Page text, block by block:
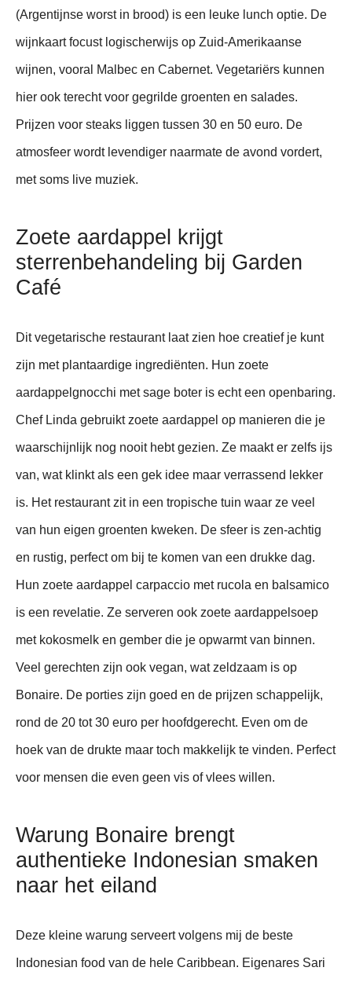
(Argentijnse worst in brood) is een leuke lunch optie. De
wijnkaart focust logischerwijs op Zuid-Amerikaanse
wijnen, vooral Malbec en Cabernet. Vegetariërs kunnen
hier ook terecht voor gegrilde groenten en salades.
Prijzen voor steaks liggen tussen 30 en 50 euro. De
atmosfeer wordt levendiger naarmate de avond vordert,
met soms live muziek.
Zoete aardappel krijgt
sterrenbehandeling bij Garden
Café
Dit vegetarische restaurant laat zien hoe creatief je kunt
zijn met plantaardige ingrediënten. Hun zoete
aardappelgnocchi met sage boter is echt een openbaring.
Chef Linda gebruikt zoete aardappel op manieren die je
waarschijnlijk nog nooit hebt gezien. Ze maakt er zelfs ijs
van, wat klinkt als een gek idee maar verrassend lekker
is. Het restaurant zit in een tropische tuin waar ze veel
van hun eigen groenten kweken. De sfeer is zen-achtig
en rustig, perfect om bij te komen van een drukke dag.
Hun zoete aardappel carpaccio met rucola en balsamico
is een revelatie. Ze serveren ook zoete aardappelsoep
met kokosmelk en gember die je opwarmt van binnen.
Veel gerechten zijn ook vegan, wat zeldzaam is op
Bonaire. De porties zijn goed en de prijzen schappelijk,
rond de 20 tot 30 euro per hoofdgerecht. Even om de
hoek van de drukte maar toch makkelijk te vinden. Perfect
voor mensen die even geen vis of vlees willen.
Warung Bonaire brengt
authentieke Indonesian smaken
naar het eiland
Deze kleine warung serveert volgens mij de beste
Indonesian food van de hele Caribbean. Eigenares Sari